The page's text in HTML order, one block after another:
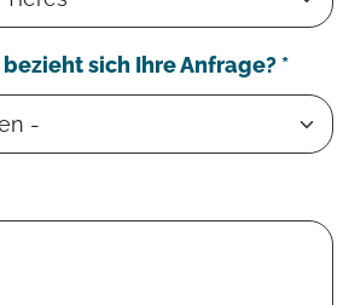
sich Ihre Anfrage? *